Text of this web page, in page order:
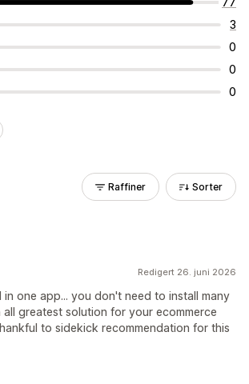
3
0
0
0
Raffiner Sorter
Redigert 26. juni 2026
in one app... you don't need to install many
all greatest solution for your ecommerce
to sidekick recommendation for this